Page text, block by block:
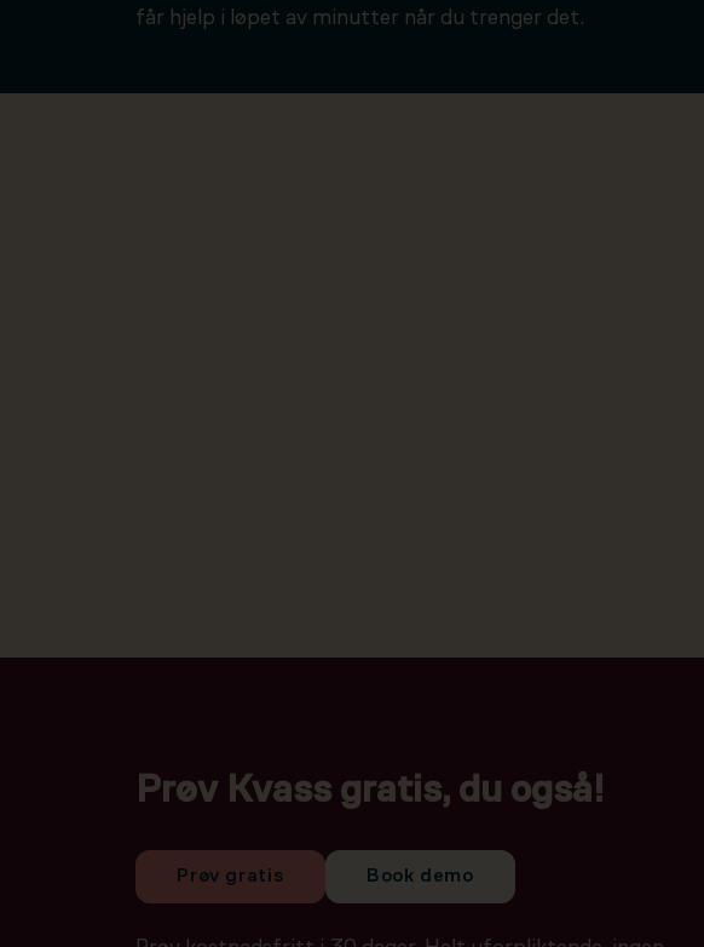
får hjelp i løpet av minutter når du trenger det.
Prøv Kvass gratis, du også!
Prøv gratis Book demo